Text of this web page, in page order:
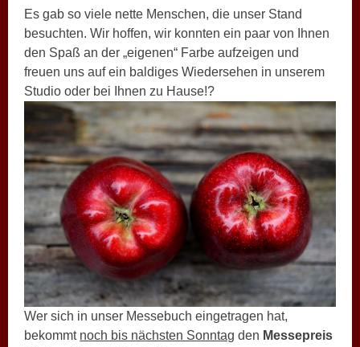
Es gab so viele nette Menschen, die unser Stand
besuchten. Wir hoffen, wir konnten ein paar von Ihnen
den Spaß an der „eigenen“ Farbe aufzeigen und
freuen uns auf ein baldiges Wiedersehen in unserem
Studio oder bei Ihnen zu Hause!?
Wer sich in unser Messebuch eingetragen hat,
bekommt noch bis nächsten Sonntag den Messepreis